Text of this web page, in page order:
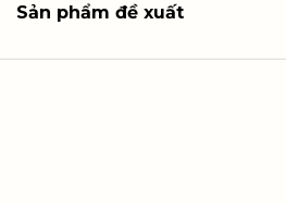
Sản phẩm đề xuất